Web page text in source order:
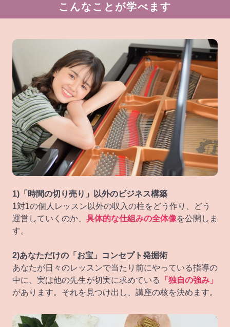
こんなことが学べます
1)「時間の切り売り」以外のビジネス構築
1対1の個人レッスン以外の収入の柱をどう作り、どう
運営していくのか、 具体的な仕組みの全体像を公開しま
す。
2)あなただけの「お宝」コンセプト発掘術
あなたが日々のレッスンで当たり前にやっている指導の
中に、実は他の先生が切実に求めている
「独自の強み」
があります。それを見つけ出し、講座の核を決めます。